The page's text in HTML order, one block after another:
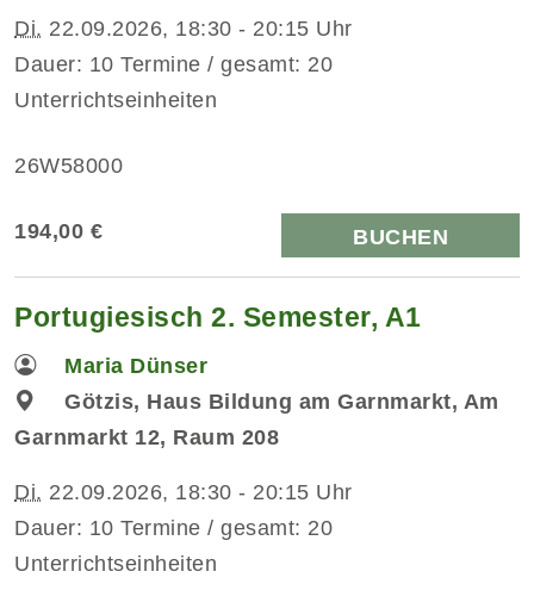
Di. 22.09.2026, 18:30 - 20:15 Uhr
Dauer: 10 Termine / gesamt: 20
Unterrichtseinheiten
26W58000
194,00 € BUCHEN
Portugiesisch 2. Semester, A1
Maria Dünser
Götzis, Haus Bildung am Garnmarkt, Am
Garnmarkt 12, Raum 208
Di. 22.09.2026, 18:30 - 20:15 Uhr
Dauer: 10 Termine / gesamt: 20
Unterrichtseinheiten